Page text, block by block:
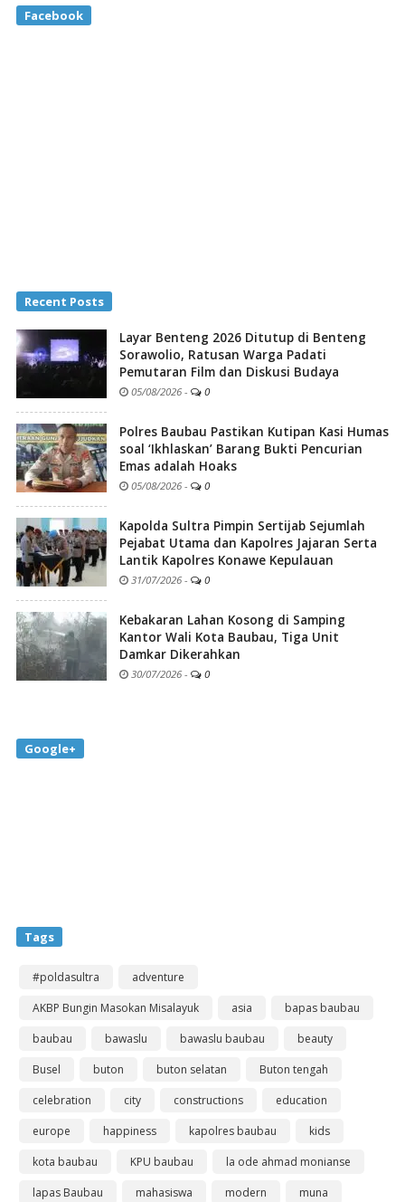
Facebook
Recent Posts
Layar Benteng 2026 Ditutup di Benteng
Sorawolio, Ratusan Warga Padati
Pemutaran Film dan Diskusi Budaya
05/08/2026 - 0
Polres Baubau Pastikan Kutipan Kasi Humas
soal ‘Ikhlaskan’ Barang Bukti Pencurian
Emas adalah Hoaks
05/08/2026 - 0
Kapolda Sultra Pimpin Sertijab Sejumlah
Pejabat Utama dan Kapolres Jajaran Serta
Lantik Kapolres Konawe Kepulauan
31/07/2026 - 0
Kebakaran Lahan Kosong di Samping
Kantor Wali Kota Baubau, Tiga Unit
Damkar Dikerahkan
30/07/2026 - 0
Google+
Tags
#poldasultra
adventure
AKBP Bungin Masokan Misalayuk
asia
bapas baubau
baubau
bawaslu bawaslu baubau
beauty
Busel
buton buton selatan
Buton tengah
celebration
city constructions
education
europe
happiness kapolres baubau
kids
kota baubau
KPU baubau
la ode ahmad monianse
lapas Baubau
mahasiswa modern
muna